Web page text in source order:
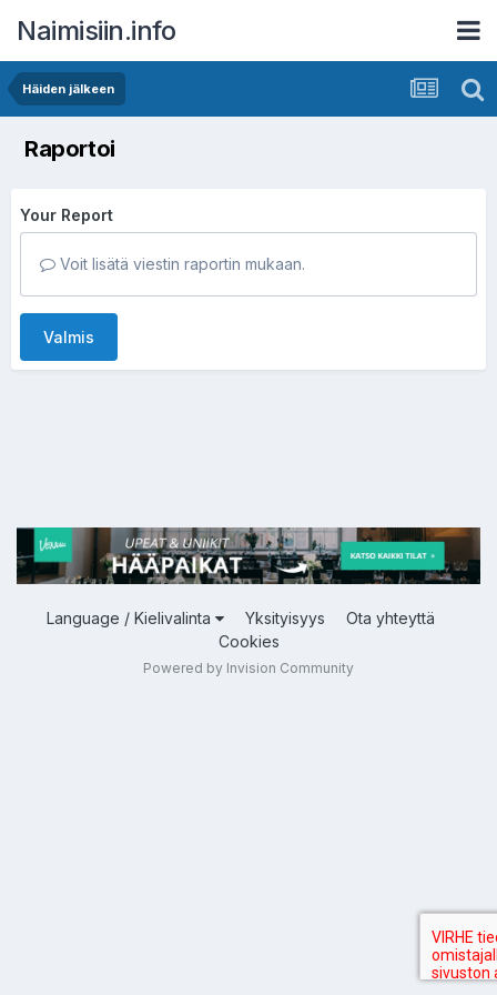
Naimisiin.info
Häiden jälkeen
Raportoi
Your Report
Voit lisätä viestin raportin mukaan.
Valmis
Language / Kielivalinta Yksityisyys
Ota yhteyttä
Cookies
Powered by Invision Community